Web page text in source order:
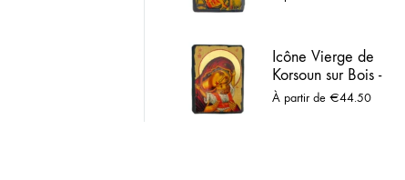
Sceau (2 tailles)
Icône Vierge de
Korsoun sur Bois -
Cadrage Intime et
À partir de €44.50